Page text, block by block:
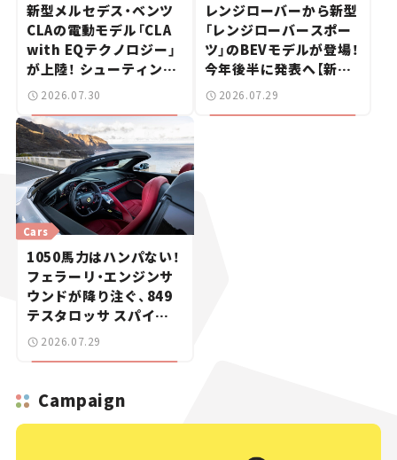
新型メルセデス・ベンツ
CLAの電動モデル「CLA
with EQテクノロジー」
が上陸！ シューティング
ブレークも発売【新車ニ
2026.07.30
レンジローバーから新型
「レンジローバースポー
ツ」のBEVモデルが登場！
今年後半に発表へ【新車
ニュース】
2026.07.29
Cars
1050馬力はハンパない！
フェラーリ・エンジンサ
ウンドが降り注ぐ、849
テスタロッサ スパイダ
ーに試乗。
2026.07.29
Campaign